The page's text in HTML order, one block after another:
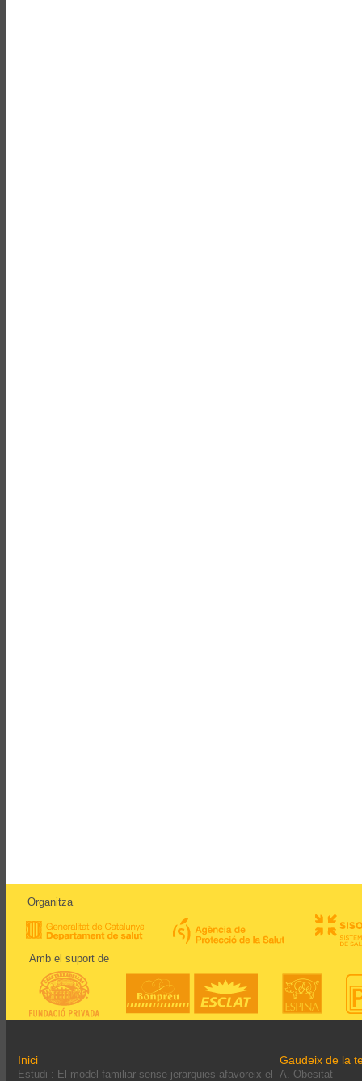
Organitza
Amb el suport de
Inici
Estudi : El model familiar sense jerarquies afavoreix el
Gaudeix de la
A. Obesitat